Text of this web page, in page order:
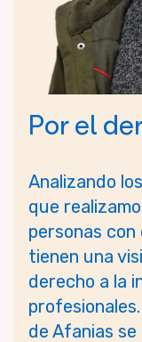
Por el
Analizando
que
personas
tienen una
derecho a la
profesionales.
de Afanias